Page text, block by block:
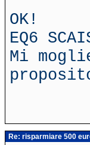
OK!
EQ6
Mi
Re: risparmiare 500